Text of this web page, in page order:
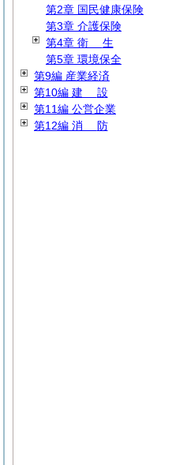
第2章 国民健康保険
第3章 介護保険
第4章 衛 生
第5章 環境保全
第9編 産業経済
第10編 建 設
第11編 公営企業
第12編 消 防